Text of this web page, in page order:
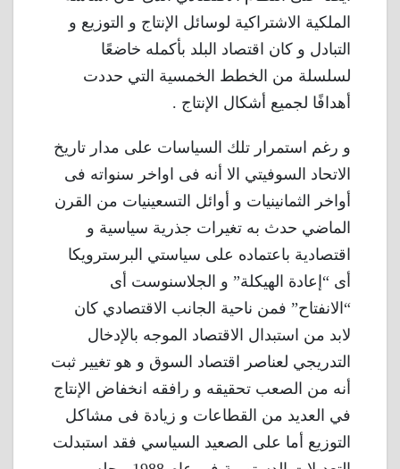
الملكية الاشتراكية لوسائل الإنتاج و التوزيع و
التبادل و كان اقتصاد البلد بأكمله خاضعًا
لسلسلة من الخطط الخمسية التي حددت
أهدافًا لجميع أشكال الإنتاج .
و رغم استمرار تلك السياسات على مدار تاريخ
الاتحاد السوفيتي الا أنه فى اواخر سنواته فى
أواخر الثمانينيات و أوائل التسعينيات من القرن
الماضي حدث به تغيرات جذرية سياسية و
اقتصادية باعتماده على سياستي البرسترويكا
أى “إعادة الهيكلة” و الجلاسنوست أى
“الانفتاح” فمن ناحية الجانب الاقتصادي كان
لابد من استبدال الاقتصاد الموجه بالإدخال
التدريجي لعناصر اقتصاد السوق و هو تغيير ثبت
أنه من الصعب تحقيقه و رافقه انخفاض الإنتاج
في العديد من القطاعات و زيادة فى مشاكل
التوزيع أما على الصعيد السياسي فقد استبدلت